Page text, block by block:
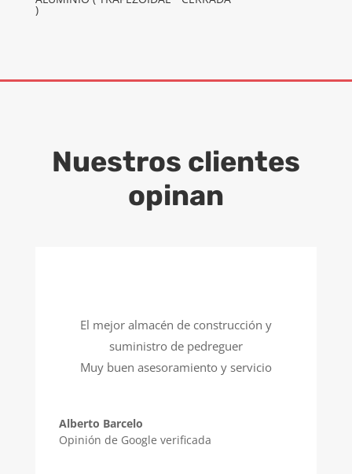
)
Nuestros clientes
opinan
El mejor almacén de construcción y
suministro de pedreguer
Muy buen asesoramiento y servicio
Alberto Barcelo
Opinión de Google verificada